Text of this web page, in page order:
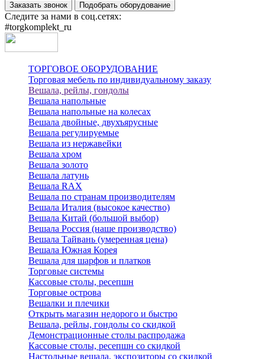
Заказать звонок Подобрать оборудование
Следите за нами в соц.сетях:
#torgkomplekt_ru
ТОРГОВОЕ ОБОРУДОВАНИЕ
Торговая мебель по индивидуальному заказу
Вешала, рейлы, гондолы
Вешала напольные
Вешала напольные на колесах
Вешала двойные, двухъярусные
Вешала регулируемые
Вешала из нержавейки
Вешала хром
Вешала золото
Вешала латунь
Вешала RAX
Вешала по странам производителям
Вешала Италия (высокое качество)
Вешала Китай (большой выбор)
Вешала Россия (наше производство)
Вешала Тайвань (умеренная цена)
Вешала Южная Корея
Вешала для шарфов и платков
Торговые системы
Кассовые столы, ресепшн
Торговые острова
Вешалки и плечики
Открыть магазин недорого и быстро
Вешала, рейлы, гондолы со скидкой
Демонстрационные столы распродажа
Кассовые столы, ресепшн со скидкой
Настольные вешала, экспозиторы со скидкой